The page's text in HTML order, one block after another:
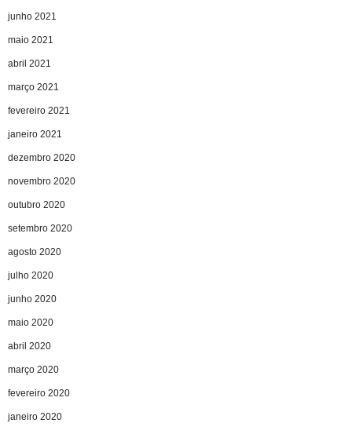
junho 2021
maio 2021
abril 2021
março 2021
fevereiro 2021
janeiro 2021
dezembro 2020
novembro 2020
outubro 2020
setembro 2020
agosto 2020
julho 2020
junho 2020
maio 2020
abril 2020
março 2020
fevereiro 2020
janeiro 2020